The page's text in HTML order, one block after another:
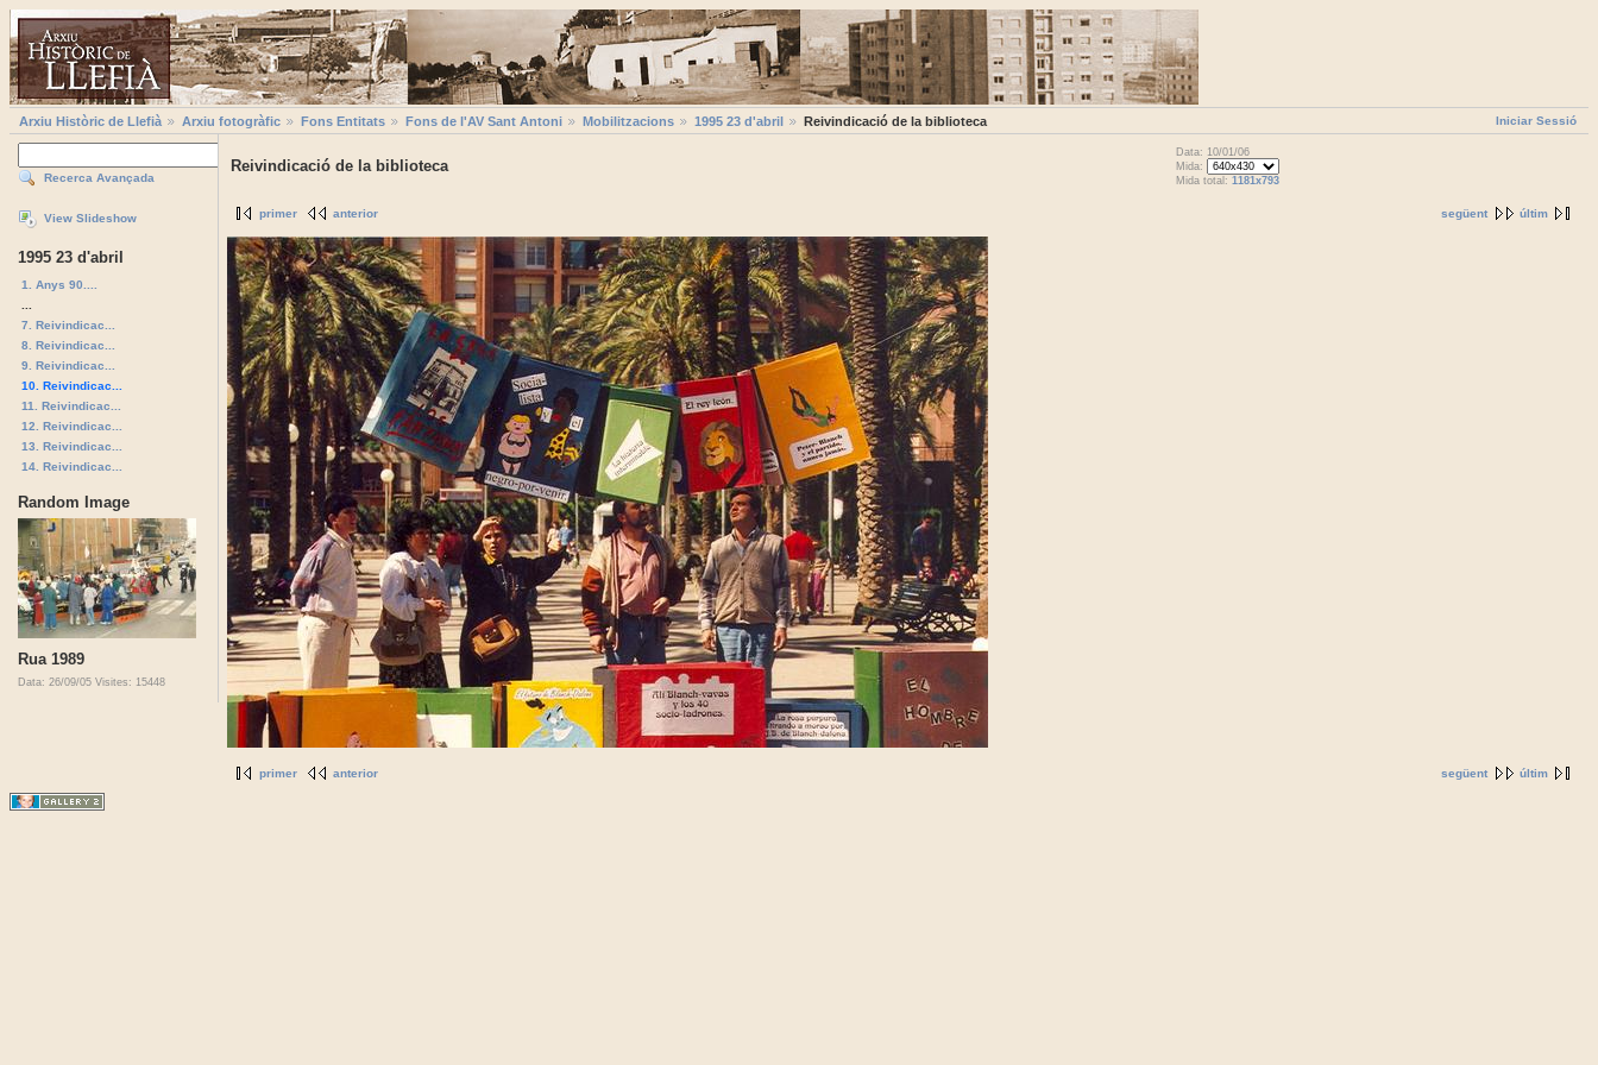
Iniciar Sessió
Arxiu Històric de Llefià Arxiu fotogràfic Fons Entitats Fons de l'AV Sant Antoni Mobilitzacions 1995 23 d'abril Reivindicació de la biblioteca
Recerca Avançada
View Slideshow
1995 23 d'abril
1. Anys 90....
7. Reivindicac...
8. Reivindicac...
9. Reivindicac...
10. Reivindicac...
11. Reivindicac...
12. Reivindicac...
13. Reivindicac...
14. Reivindicac...
Random Image
Rua 1989
Data: 26/09/05 Visites: 15448
Reivindicació de la biblioteca
Data: 10/01/06
Mida:
Mida total: 1181x793
següent últim
primer anterior
següent últim
primer anterior